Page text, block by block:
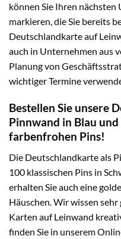
können Sie Ihren
markieren, die Sie bereits
Deutschlandkarte auf
auch in Unternehmen aus
Planung von
wichtiger Termine
Bestellen Sie unsere
Pinnwand in Blau
farbenfrohen Pins!
Die Deutschlandkarte als
100 klassischen Pins in
erhalten Sie auch eine
Häuschen. Wir wissen
Karten auf Leinwand
finden Sie in unserem